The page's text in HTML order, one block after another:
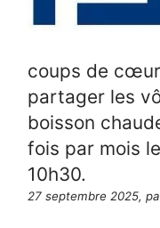
coups de
partager les
boisson
fois par mois
10h30.
27 septembre 2025,